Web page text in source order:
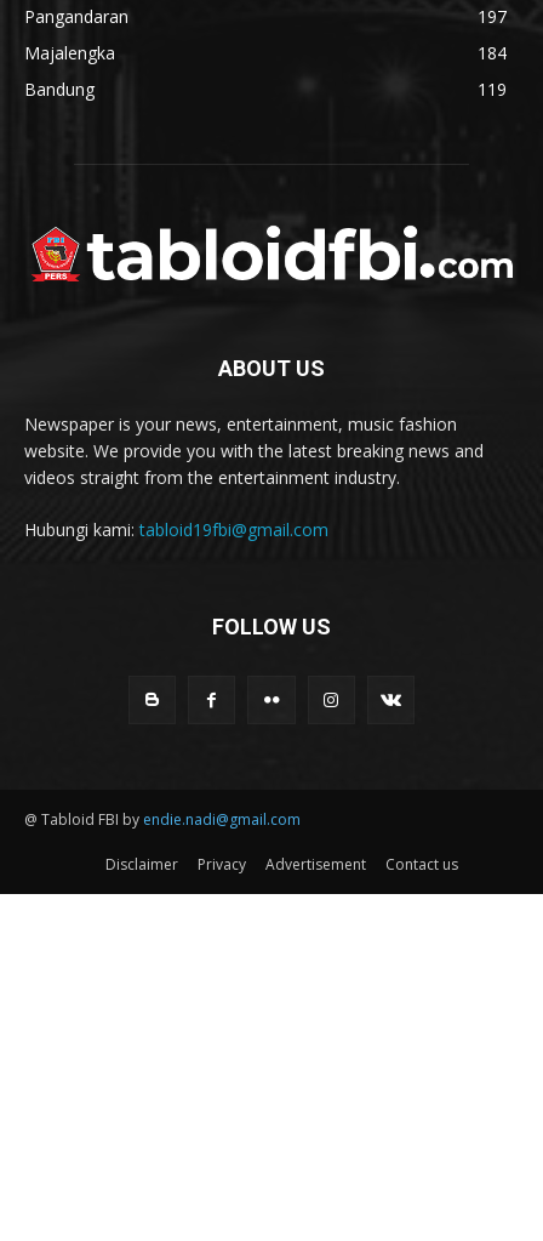
Pangandaran
197
Majalengka
184
Bandung
119
ABOUT US
Newspaper is your news, entertainment, music fashion
website. We provide you with the latest breaking news and
videos straight from the entertainment industry.
Hubungi kami:tabloid19fbi@gmail.com
FOLLOW US
@ Tabloid FBI by endie.nadi@gmail.com
Disclaimer Privacy Advertisement Contact us